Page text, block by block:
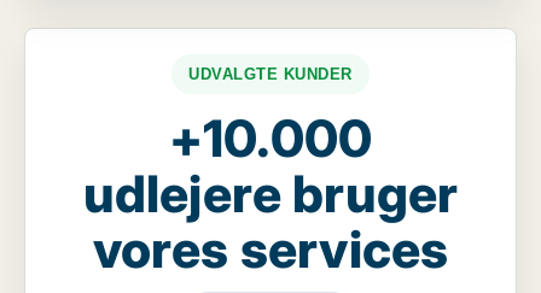
UDVALGTE KUNDER
+10.000
udlejere bruger
vores services